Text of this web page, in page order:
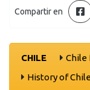
Compartir en
CHILE
History of